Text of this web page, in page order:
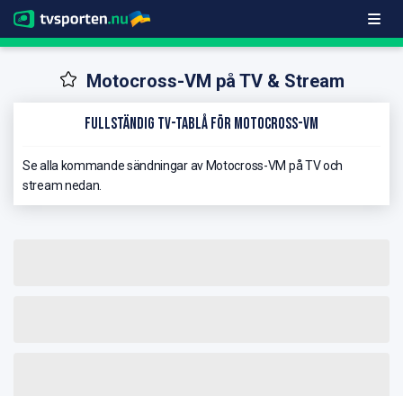
Motocross-VM på TV & Stream
Fullständig TV-Tablå för Motocross-VM
Se alla kommande sändningar av Motocross-VM på TV och
stream nedan.